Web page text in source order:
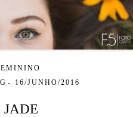
16/JUNHO/2016
JADE